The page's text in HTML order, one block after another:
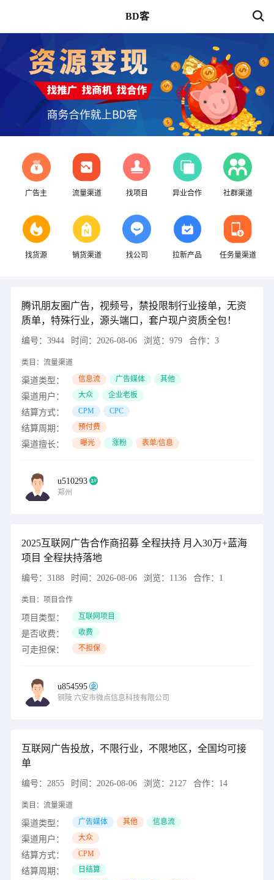
BD客
广告主 流量渠道 找项目 异业合作 社群渠道
找货源 销货渠道 找公司 拉新产品 任务量渠道
腾讯朋友圈广告，视频号，禁投限制行业接单，无资
质单，特殊行业，源头端口，套户现户资质全包！
编号： 3944 时间： 2026-08-06 浏览： 979 合作： 3
类目： 流量渠道
渠道类型： 信息流 广告媒体 其他
渠道用户： 大众 企业老板
结算方式： CPM CPC
结算周期： 预付费
渠道擅长： 曝光 涨粉 表单/信息
u510293
郑州
2025互联网广告合作商招募 全程扶持 月入30万+蓝海
项目 全程扶持落地
编号： 3188 时间： 2026-08-06 浏览： 1136 合作： 1
类目： 项目合作
项目类型： 互联网项目
是否收费： 收费
可走担保： 不担保
u854595
铜陵 六安市微点信息科技有限公司
互联网广告投放，不限行业，不限地区，全国均可接
单
编号： 2855 时间： 2026-08-06 浏览： 2127 合作： 14
类目： 流量渠道
渠道类型： 广告媒体 其他 信息流
渠道用户： 大众
结算方式： CPM
结算周期： 日结算